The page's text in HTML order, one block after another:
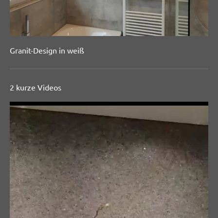
Granit-Design in weiß
2 kurze Videos